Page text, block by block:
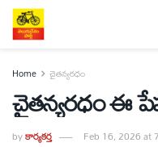
Home చైతన్యరధం
చైతన్యరధం ఈ
byకార్యకర్త Feb 16, 2026 at